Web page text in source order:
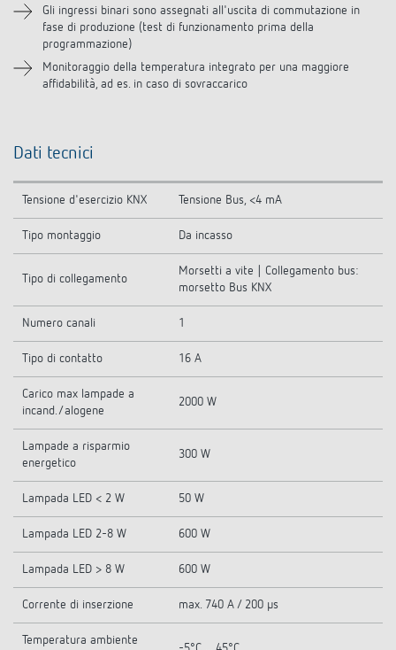
Gli ingressi binari sono assegnati all'uscita di commutazione in
fase di produzione (test di funzionamento prima della
programmazione)
Monitoraggio della temperatura integrato per una maggiore
affidabilità, ad es. in caso di sovraccarico
Dati tecnici
Tensione d'esercizio KNX Tensione Bus, <4 mA
Tipo montaggio Da incasso
Tipo di collegamento
Morsetti a vite | Collegamento bus:
morsetto Bus KNX
Numero canali 1
Tipo di contatto 16 A
Carico max lampade a
incand./alogene
2000 W
Lampade a risparmio
energetico
300 W
Lampada LED < 2 W 50 W
Lampada LED 2-8 W 600 W
Lampada LED > 8 W 600 W
Corrente di inserzione max. 740 A / 200 µs
Temperatura ambiente